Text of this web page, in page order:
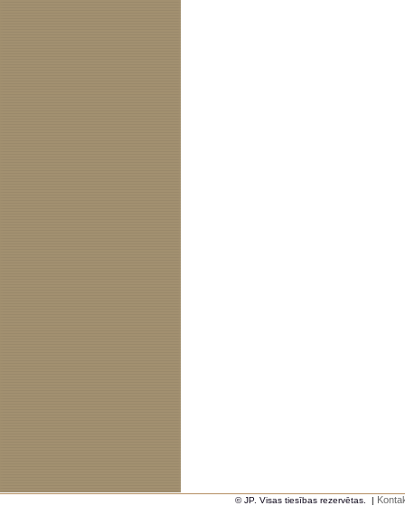
© JP. Visas tiesības rezervētas. |